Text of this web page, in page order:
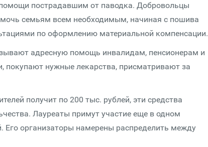
пострадавшим от паводка. Добровольцы
семьям всем необходимым, начиная с пошива
по оформлению материальной компенсации.
адресную помощь инвалидам, пенсионерам и
покупают нужные лекарства, присматривают за
получит по 200 тыс. рублей, эти средства
Лауреаты примут участие еще в одном
организаторы намерены распределить между